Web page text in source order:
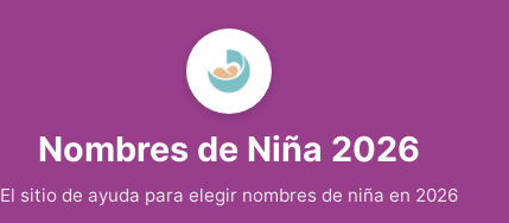
Nombres de Niña 2026
El sitio de ayuda para elegir nombres de niña en 2026